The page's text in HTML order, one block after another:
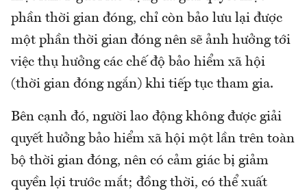
phần thời gian đóng, chỉ còn bảo lưu lại được
một phần thời gian đóng nên sẽ ảnh hưởng tới
việc thụ hưởng các chế độ bảo hiểm xã hội
(thời gian đóng ngắn) khi tiếp tục tham gia.
Bên cạnh đó, người lao động không được giải
quyết hưởng bảo hiểm xã hội một lần trên toàn
bộ thời gian đóng, nên có cảm giác bị giảm
quyền lợi trước mắt; đồng thời, có thể xuất